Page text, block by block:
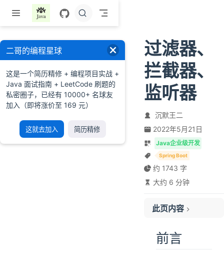
跳至主要內容
过滤器、
拦截器、
监听器
沉默王二
2022年5月21日
Java企业级开发
Spring Boot
约 1743 字
大约 6 分钟
此页内容
过滤器
前言
二哥的编程星球
这是一个简历精修 + 编程项目实战 +
Java 面试指南 + LeetCode 刷题的
私密圈子，已经有 10000+ 名球友
加入（即将涨价至 169 元）
这就去加入 简历精修